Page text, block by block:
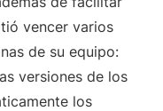
vencer varios
de su equipo:
versiones de los
los